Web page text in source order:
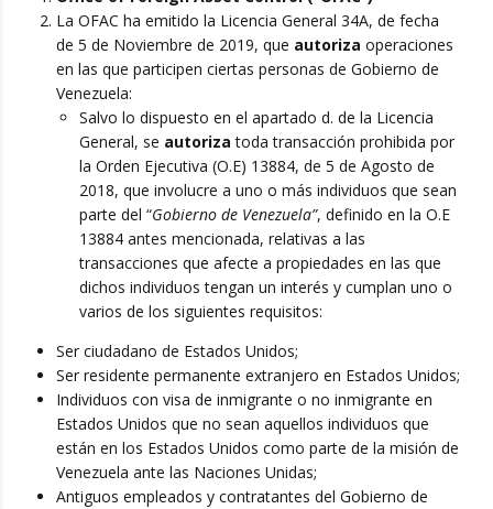
La OFAC ha emitido la Licencia General 34A, de fecha
de 5 de Noviembre de 2019, que autoriza operaciones
en las que participen ciertas personas de Gobierno de
Venezuela:
Salvo lo dispuesto en el apartado d. de la Licencia
General, se autoriza toda transacción prohibida por
la Orden Ejecutiva (O.E) 13884, de 5 de Agosto de
2018, que involucre a uno o más individuos que sean
parte del “Gobierno de Venezuela”, definido en la O.E
13884 antes mencionada, relativas a las
transacciones que afecte a propiedades en las que
dichos individuos tengan un interés y cumplan uno o
varios de los siguientes requisitos:
Ser ciudadano de Estados Unidos;
Ser residente permanente extranjero en Estados Unidos;
Individuos con visa de inmigrante o no inmigrante en
Estados Unidos que no sean aquellos individuos que
están en los Estados Unidos como parte de la misión de
Venezuela ante las Naciones Unidas;
Antiguos empleados y contratantes del Gobierno de